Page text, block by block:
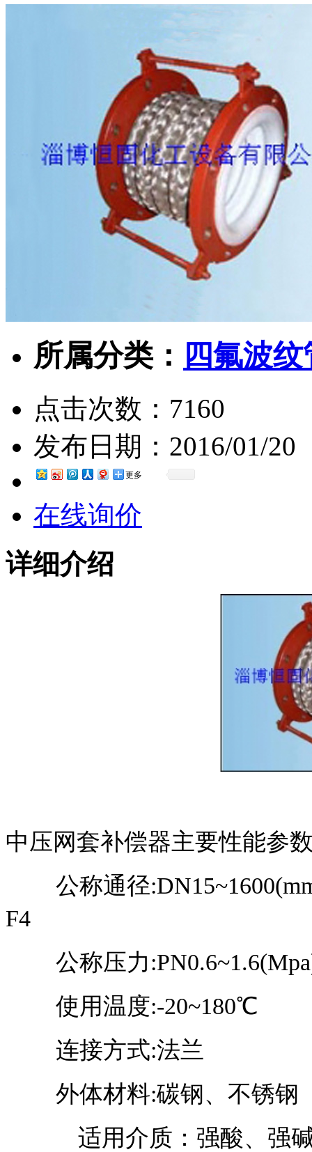
所属分类： 四氟波纹
点击次数： 7160
发布日期： 2016/01/20
更多
在线询价
详细介绍
中压网套补偿器主
公称通径
F4
公称压力
使用温度:-20~180℃
连接方式:
外体材料:碳钢、不锈钢
适用介质：强酸、强碱